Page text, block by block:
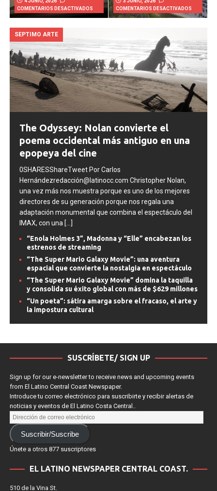
4 JUNIO, 2026
COMENTARIOS DESACTIVADOS
3 JUNIO, 2026
COMENTARIOS DESACTIVADOS
SEPTIMO ARTE
The Odyssey: Nolan convierte el
poema occidental más antiguo en una
epopeya del cine
0SHARESShareTweet Por Carlos
Hernándezredacción@latinocc.com Christopher Nolan,
una vez más nos muestra porque es uno de los mejores
directores de su generación porque nos regala una
adaptación monumental que combina el espectáculo del
IMAX, con una [...]
“Enola Holmes 3”, Madonna y “Elle” encabezan los
estrenos de streaming
“The Super Mario Galaxy Movie”: una aventura
espacial que convierte la nostalgia en espectáculo
“The Super Mario Galaxy Movie” domina la taquilla
y consolida su éxito global con más de $629 millones
“Un poeta”: sátira amarga sobre el fracaso, el arte y
la impostura cultural
SUSCRÍBETE/ SIGN UP
Sign up for our e-newsletter to receive news and upcoming events
from El Latino Central Coast Newspaper.
Introduce tu correo electrónico para suscribirte y recibir alertas de
noticias y eventos de El Latino Costa Central..